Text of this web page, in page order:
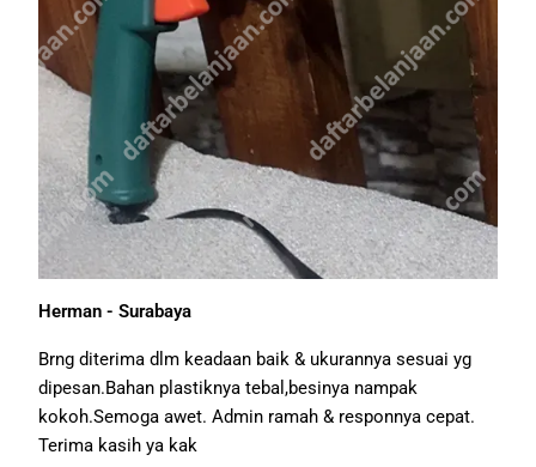
Herman - Surabaya
Brng diterima dlm keadaan baik & ukurannya sesuai yg
dipesan.Bahan plastiknya tebal,besinya nampak
kokoh.Semoga awet. Admin ramah & responnya cepat.
Terima kasih ya kak